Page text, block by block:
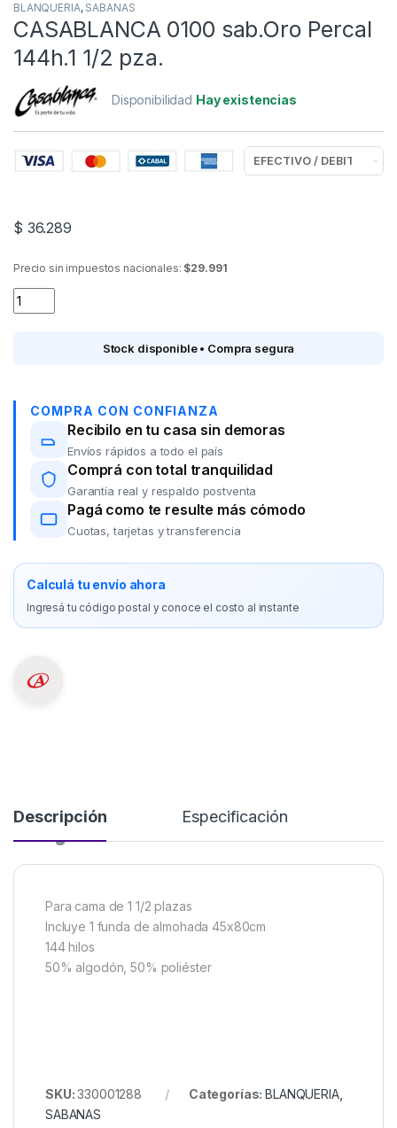
BLANQUERIA, SABANAS
CASABLANCA 0100 sab.Oro Percal
144h.1 1/2 pza.
Disponibilidad Hay existencias
$ 36.289
Precio sin impuestos nacionales: $29.991
CASABLANCA 0100 sab.Oro Percal 144h.1 1/2 pza. quantity
Stock disponible • Compra segura
COMPRA CON CONFIANZA
Recibilo en tu casa sin demoras
Envíos rápidos a todo el país
Comprá con total tranquilidad
Garantía real y respaldo postventa
Pagá como te resulte más cómodo
Cuotas, tarjetas y transferencia
Calculá tu envío ahora
Ingresá tu código postal y conoce el costo al instante
Descripción Especificación
Para cama de 1 1/2 plazas
Incluye 1 funda de almohada 45x80cm
144 hilos
50% algodón, 50% poliéster
SKU:330001288 Categorías:BLANQUERIA,
SABANAS